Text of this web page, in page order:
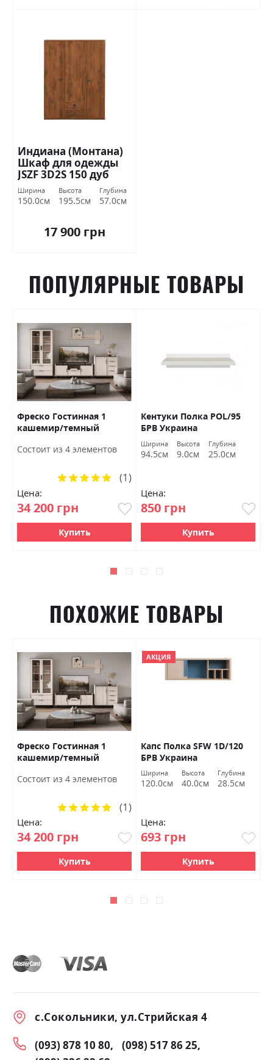
Индиана (Монтана)
Шкаф для одежды
JSZF 3D2S 150 дуб
шутер БРВ Украина
Ширина
150.0см
Высота
195.5см
Глубина
57.0см
17 900 грн
ПОПУЛЯРНЫЕ ТОВАРЫ
Фреско Гостинная 1
кашемир/темный
Состоит из 4 элементов
Цена:
34 200 грн
Рейтинг:
(1)
Купить
Кентуки Полка POL/95
БРВ Украина
Ширина
94.5см
Высота
9.0см
Глубина
25.0см
Цена:
850 грн
Купить
ПОХОЖИЕ ТОВАРЫ
Фреско Гостинная 1
кашемир/темный
Состоит из 4 элементов
Цена:
34 200 грн
Рейтинг:
(1)
Купить
АКЦИЯ
Капс Полка SFW 1D/120
БРВ Украина
Ширина
120.0см
Высота
40.0см
Глубина
28.5см
Цена:
693 грн
Купить
с.Сокольники, ул.Стрийская 4
(093) 878 10 80
(098) 517 86 25